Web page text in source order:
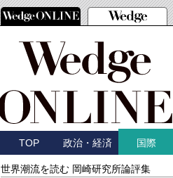
TOP 政治・経済 国際
世界潮流を読む 岡崎研究所論評集